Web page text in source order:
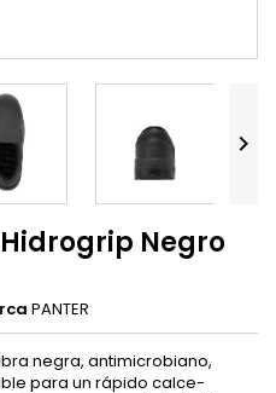

Negro
PANTER
negra, antimicrobiano,
para un rápido calce-